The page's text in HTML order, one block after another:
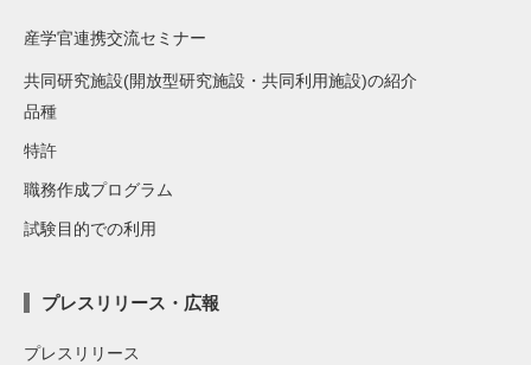
産学官連携交流セミナー
共同研究施設(開放型研究施設・共同利用施設)の紹介
品種
特許
職務作成プログラム
試験目的での利用
プレスリリース・広報
プレスリリース